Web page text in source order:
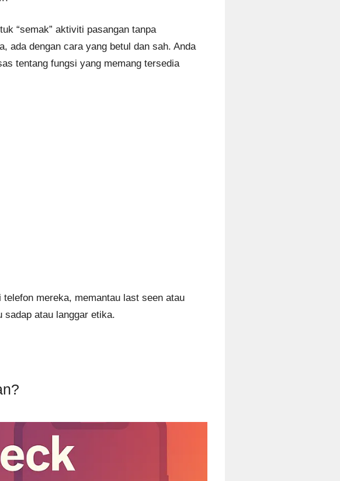
“semak” aktiviti pasangan tanpa
ada dengan cara yang betul dan sah. Anda
tentang fungsi yang memang tersedia
mereka, memantau last seen atau
atau langgar etika.